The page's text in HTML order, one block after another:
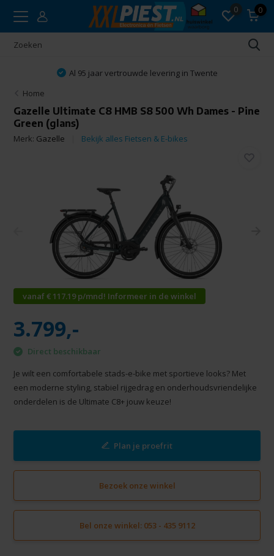
0 0
Al 95 jaar vertrouwde levering in Twente
Home
Gazelle Ultimate C8 HMB S8 500 Wh Dames - Pine
Green (glans)
Merk: Gazelle Bekijk alles Fietsen & E-bikes
vanaf € 117.19 p/mnd! Informeer in de winkel
3.799,-
Direct beschikbaar
Je wilt een comfortabele stads-e-bike met sportieve looks? Met
een moderne styling, stabiel rijgedrag en onderhoudsvriendelijke
onderdelen is de Ultimate C8+ jouw keuze!
Plan je proefrit
Bezoek onze winkel
Bel onze winkel: 053 - 435 9112